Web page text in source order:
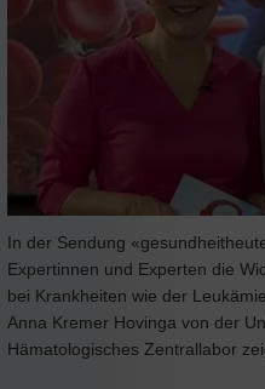
In der Sendung
Expertinnen und Experten die
bei Krankheiten wie der
Anna Kremer Hovinga von der
Hämatologisches Zentrallabor